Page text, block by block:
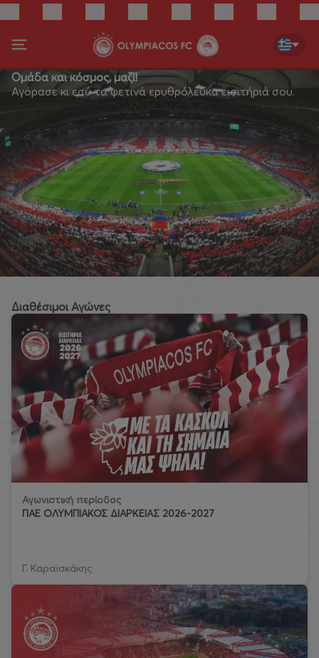
Ομάδα και κόσμος, μαζί!
Αγόρασε κι εσύ τα φετινά ερυθρόλευκα εισιτήριά σου.
Διαθέσιμοι Αγώνες
Αγωνιστική περίοδος
ΠΑΕ ΟΛΥΜΠΙΑΚΟΣ ΔΙΑΡΚΕΙΑΣ 2026-2027
Γ. Καραϊσκάκης